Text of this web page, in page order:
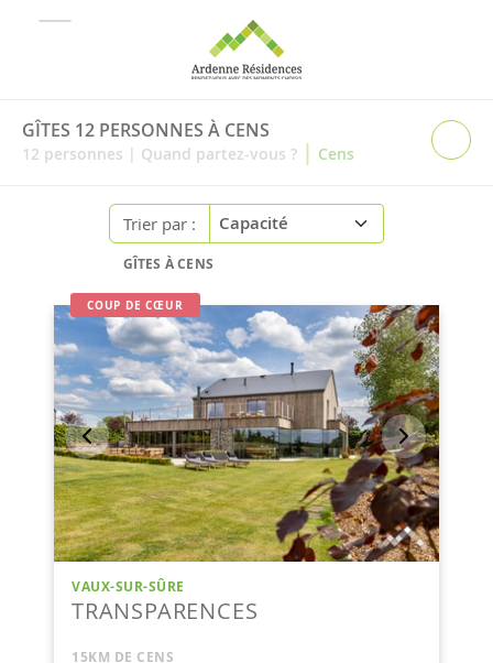
GÎTES 12 PERSONNES À CENS
12 personnes | Quand partez-vous ? | Cens
Trier par :
GÎTES À CENS